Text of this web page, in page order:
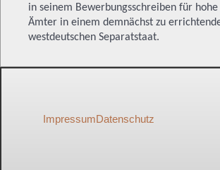
in seinem Bewerbungsschreiben für
Ämter in einem demnächst zu
westdeutschen Separatstaat.
ImpressumDatenschutz